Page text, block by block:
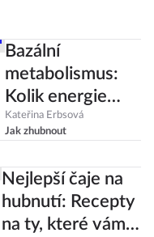
Bazální
metabolismus:
Kolik energie
potřebujete k
přežití a kolik k
hubnutí?
Kateřina Erbsová
Jak zhubnout
Nejlepší čaje na
hubnutí: Recepty
na ty, které vám